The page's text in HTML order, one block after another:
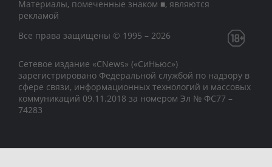
Материалы, помеченные знаком ■, являются
рекламой
Все права защищены © 1995 – 2026
Сетевое издание «CNews» («СиНьюс»)
зарегистрировано Федеральной службой по надзору в
сфере связи, информационных технологий и массовых
коммуникаций 09.11.2018 за номером Эл № ФС77 –
74283